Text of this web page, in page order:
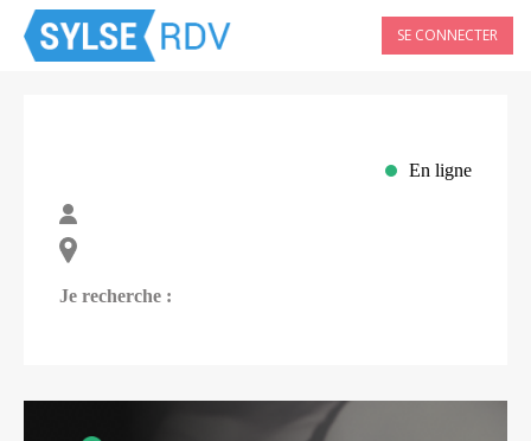
SE CONNECTER
En ligne
Je recherche :